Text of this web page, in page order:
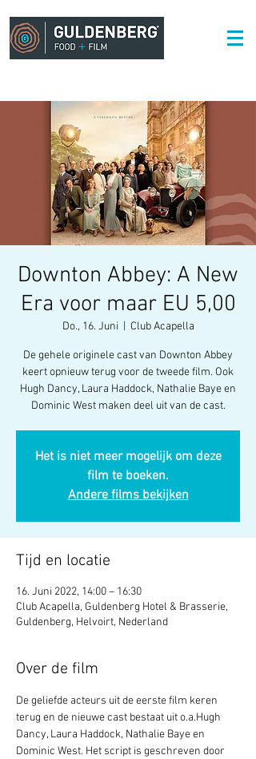
Downton Abbey: A New
Era voor maar EU 5,00
Do., 16. Juni Club Acapella
De gehele originele cast van Downton Abbey
keert opnieuw terug voor de tweede film. Ook
Hugh Dancy, Laura Haddock, Nathalie Baye en
Dominic West maken deel uit van de cast.
Het is niet meer mogelijk om deze
film te boeken.
Andere films bekijken
Tijd en locatie
16. Juni 2022, 14:00 – 16:30
Club Acapella, Guldenberg Hotel & Brasserie,
Guldenberg, Helvoirt, Nederland
Over de film
De geliefde acteurs uit de eerste film keren
terug en de nieuwe cast bestaat uit o.a.Hugh
Dancy, Laura Haddock, Nathalie Baye en
Dominic West. Het script is geschreven door